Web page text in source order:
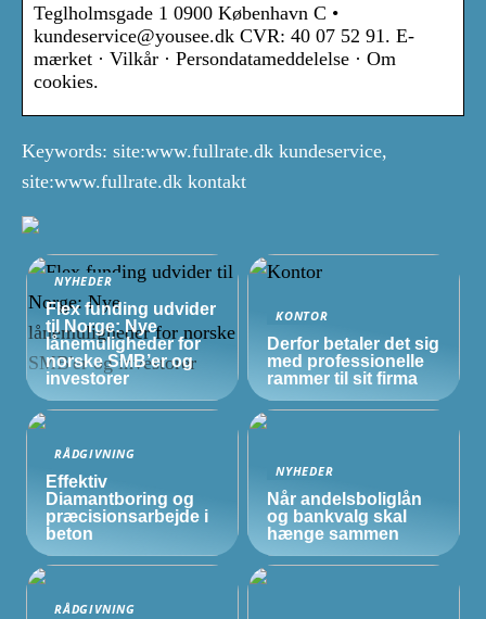
Teglholmsgade 1 0900 København C •
kundeservice@yousee.dk CVR: 40 07 52 91. E-
mærket · Vilkår · Persondatameddelelse · Om
cookies.
Keywords: site:www.fullrate.dk kundeservice,
site:www.fullrate.dk kontakt
NYHEDER
Flex funding udvider
til Norge: Nye
lånemuligheder for
norskeSMB’erog
investorer
KONTOR
Derfor betaler det sig
med professionelle
rammer til sit firma
RÅDGIVNING
Effektiv
Diamantboring og
præcisionsarbejde i
beton
NYHEDER
Når andelsboliglån
og bankvalg skal
hænge sammen
RÅDGIVNING